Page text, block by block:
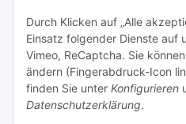
Durch Klicken auf „Alle
Einsatz folgender Dienste auf
Vimeo, ReCaptcha. Sie
ändern (Fingerabdruck-Icon
finden Sie unter Konfigurieren
Datenschutzerklärung.